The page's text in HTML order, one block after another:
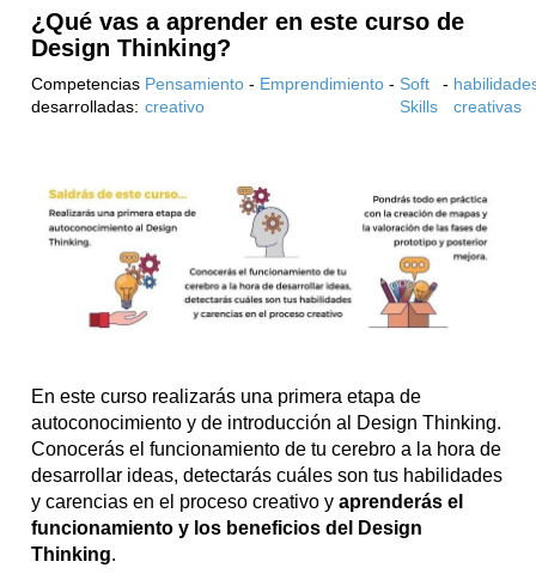
¿Qué vas a aprender en este curso de
Design Thinking?
Competencias
desarrolladas:
Pensamiento
creativo
- Emprendimiento - Soft
Skills
-
creativas
En este curso realizarás una primera etapa de
autoconocimiento y de introducción al Design Thinking.
Conocerás el funcionamiento de tu cerebro a la hora de
desarrollar ideas, detectarás cuáles son tus habilidades
y carencias en el proceso creativo yaprenderás el
funcionamiento y los beneficios del Design
Thinking.